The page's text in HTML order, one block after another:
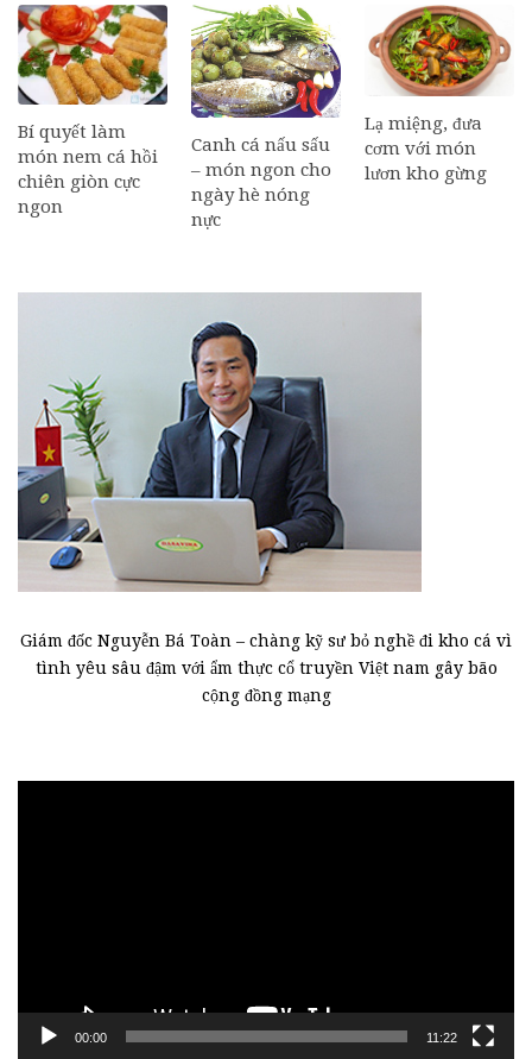
Bí quyết làm
món nem cá hồi
chiên giòn cực
ngon
Canh cá nấu sấu
– món ngon cho
ngày hè nóng
nực
Lạ miệng, đưa
cơm với món
lươn kho gừng
Giám đốc Nguyễn Bá Toàn – chàng kỹ sư bỏ nghề đi kho cá vì
tình yêu sâu đậm với ẩm thực cổ truyền Việt nam gây bão
cộng đồng mạng
00:00 11:22